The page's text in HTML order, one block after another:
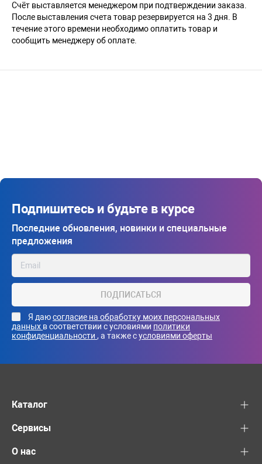
Счёт выставляется менеджером при подтверждении заказа.
После выставления счета товар резервируется на 3 дня. В
течение этого времени необходимо оплатить товар и
сообщить менеджеру об оплате.
Подпишитесь и будьте в курсе
Последние обновления, новинки и специальные
предложения
ПОДПИСАТЬСЯ
Я даюсогласие на обработку моих персональных
данных в соответствии с условиями политики
конфиденциальности , а также сусловиями оферты
Каталог
Сервисы
О нас